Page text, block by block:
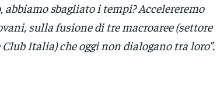
abbiamo sbagliato i tempi? Accelereremo
sulla fusione di tre macroaree (settore
Italia) che oggi non dialogano tra loro”.